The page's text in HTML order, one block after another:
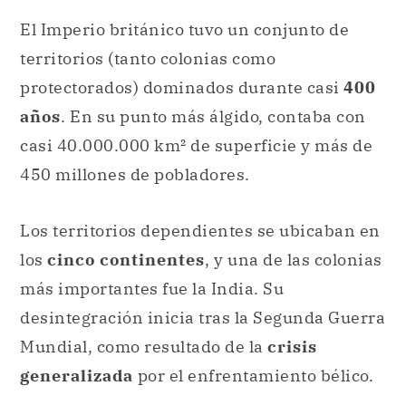
El Imperio británico tuvo un conjunto de
territorios (tanto colonias como
protectorados) dominados durante casi 400
años. En su punto más álgido, contaba con
casi 40.000.000 km² de superficie y más de
450 millones de pobladores.
Los territorios dependientes se ubicaban en
los cinco continentes, y una de las colonias
más importantes fue la India. Su
desintegración inicia tras la Segunda Guerra
Mundial, como resultado de la crisis
generalizada por el enfrentamiento bélico.